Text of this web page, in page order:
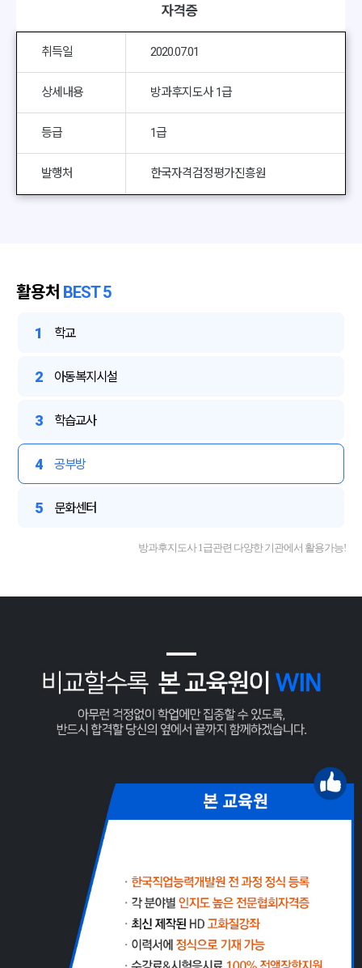
취득일 2020.07.01
상세내용 방과후지도사 1급
등급 1급
발행처 한국자격검정평가진흥원
활용처 BEST 5
1 학교
2 아동복지시설
3 학습교사
4 공부방
5 문화센터
방과후지도사 1급관련 다양한 기관에서 활용가능!